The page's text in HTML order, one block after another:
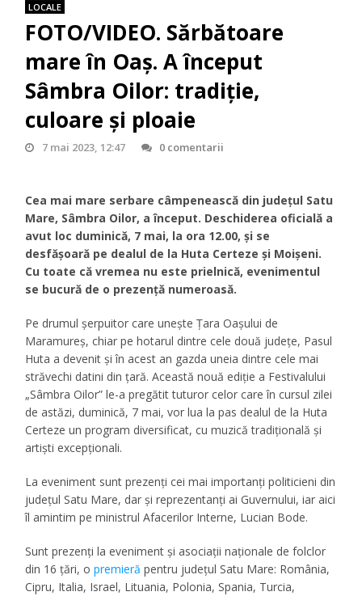
LOCALE
FOTO/VIDEO. Sărbătoare
mare în Oaș. A început
Sâmbra Oilor: tradiție,
culoare și ploaie
7 mai 2023, 12:47 0 comentarii
Cea mai mare serbare câmpenească din județul Satu
Mare, Sâmbra Oilor, a început. Deschiderea oficială a
avut loc duminică, 7 mai, la ora 12.00, și se
desfășoară pe dealul de la Huta Certeze şi Moişeni.
Cu toate că vremea nu este prielnică, evenimentul
se bucură de o prezență numeroasă.
Pe drumul şerpuitor care uneşte Ţara Oaşului de
Maramureş, chiar pe hotarul dintre cele două judeţe, Pasul
Huta a devenit și în acest an gazda uneia dintre cele mai
străvechi datini din ţară. Această nouă ediție a Festivalului
„Sâmbra Oilor” le-a pregătit tuturor celor care în cursul zilei
de astăzi, duminică, 7 mai, vor lua la pas dealul de la Huta
Certeze un program diversificat, cu muzică tradițională și
artiști excepționali.
La eveniment sunt prezenți cei mai importanți politicieni din
județul Satu Mare, dar și reprezentanți ai Guvernului, iar aici
îl amintim pe ministrul Afacerilor Interne, Lucian Bode.
Sunt prezenți la eveniment și asociații naționale de folclor
din 16 țări, opremieră pentru județul Satu Mare: România,
Cipru, Italia, Israel, Lituania, Polonia, Spania, Turcia,